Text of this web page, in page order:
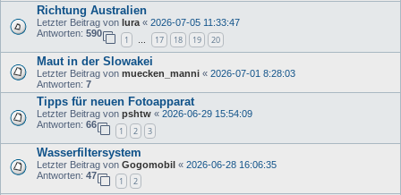
Richtung Australien
Letzter Beitrag von lura « 2026-07-05 11:33:47
Antworten: 590
1 … 17 18 19 20
Maut in der Slowakei
Letzter Beitrag von muecken_manni « 2026-07-01 8:28:03
Antworten: 7
Tipps für neuen Fotoapparat
Letzter Beitrag von pshtw « 2026-06-29 15:54:09
Antworten: 66
1 2 3
Wasserfiltersystem
Letzter Beitrag von Gogomobil « 2026-06-28 16:06:35
Antworten: 47
1 2